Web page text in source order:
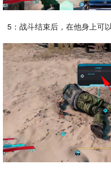
5：战斗结束后，在他身上可